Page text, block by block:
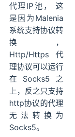
代理IP池， 这
是因为Malenia
系统支持协议转
换，
Http/Https代
理协议可以运行
在Socks5之
上，反之只支持
http协议的代理
无法转换为
Socks5。